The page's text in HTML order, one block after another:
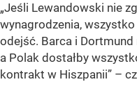
„Jeśli Lewandowski nie
wynagrodzenia,
odejść. Barca i
a Polak dostałby
kontrakt w Hiszpanii” –